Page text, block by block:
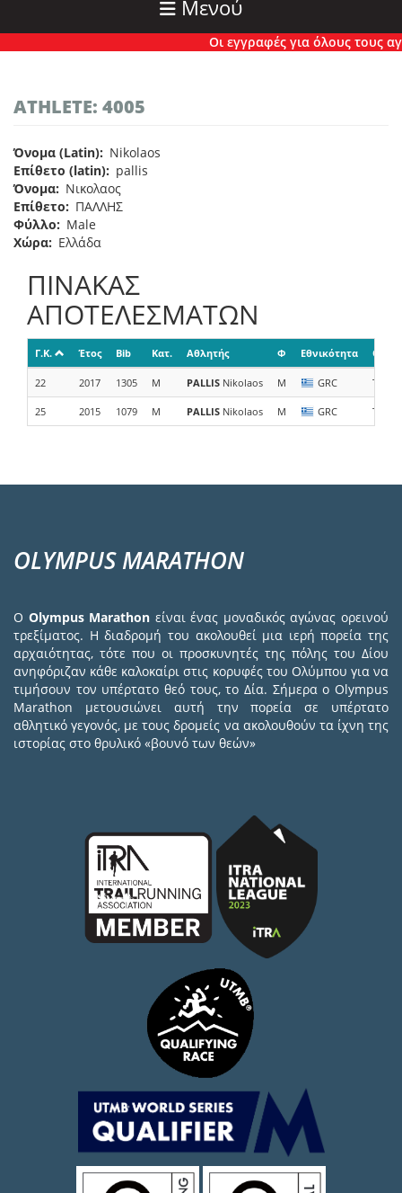
Μενού
Οι εγγραφές για όλους τους
ATHLETE: 4005
Όνομα (Latin)
Nikolaos
Επίθετο (latin)
pallis
Όνομα
Νικολαος
Επίθετο
ΠΑΛΛΗΣ
Φύλλο
Male
Χώρα
Ελλάδα
ΠΙΝΑΚΑΣ
ΑΠΟΤΕΛΕΣΜΑΤΩΝ
Γ.Κ. Έτος Bib Κατ. Αθλητής Φ Εθνικότητα
22 2017 1305 M PALLIS Nikolaos M GRC
25 2015 1079 M PALLIS Nikolaos M GRC
OLYMPUS MARATHON
Ο Olympus Marathon είναι ένας μοναδικός αγώνας ορεινού
τρεξίματος. Η διαδρομή του ακολουθεί μια ιερή πορεία της
αρχαιότητας, τότε που οι προσκυνητές της πόλης του Δίου
ανηφόριζαν κάθε καλοκαίρι στις κορυφές του Ολύμπου για να
τιμήσουν τον υπέρτατο θεό τους, το Δία. Σήμερα ο Olympus
Marathon μετουσιώνει αυτή την πορεία σε υπέρτατο
αθλητικό γεγονός, με τους δρομείς να ακολουθούν τα ίχνη της
ιστορίας στο θρυλικό «βουνό των θεών»